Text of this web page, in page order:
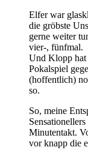
Elfer war
die gröbste
gerne weiter
vier-, fünfmal.
Und Klopp hat
Pokalspiel
(hoffentlich)
so.
So, meine
Minutentakt.
vor knapp die